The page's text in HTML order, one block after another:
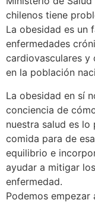
chilenos tiene
La obesidad es un
enfermedades
cardiovasculares y
en la población
La obesidad en sí
conciencia de
nuestra salud es
comida para de
equilibrio e
ayudar a mitigar
enfermedad.
Podemos empezar